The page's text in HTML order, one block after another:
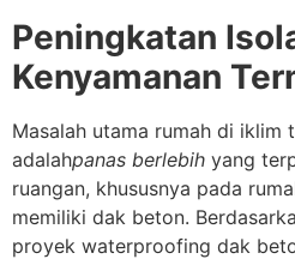
Peningkatan
Kenyamanan
Masalah utama rumah di iklim
adalahpanas berlebih yang
ruangan, khususnya pada
memiliki dak beton.
proyek waterproofing dak